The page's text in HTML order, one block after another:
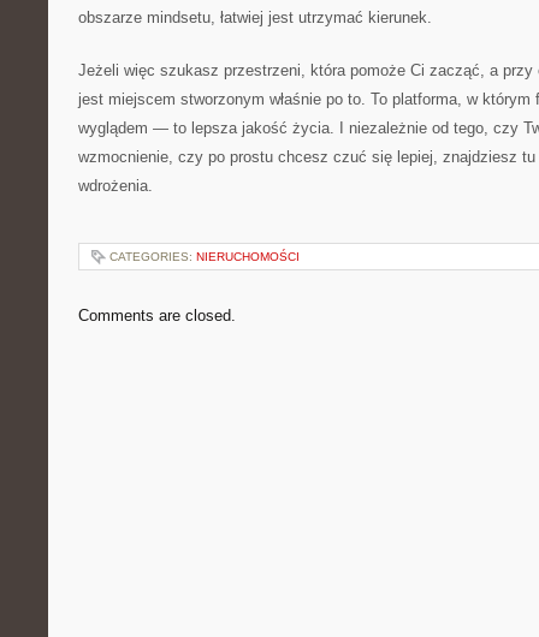
obszarze mindsetu, łatwiej jest utrzymać kierunek.
Jeżeli więc szukasz przestrzeni, która pomoże Ci zacząć, a
jest miejscem stworzonym właśnie po to. To platforma, w
wyglądem — to lepsza jakość życia. I niezależnie od tego, czy
wzmocnienie, czy po prostu chcesz czuć się lepiej, znajdziesz
wdrożenia.
CATEGORIES: NIERUCHOMOŚCI
Comments are closed.